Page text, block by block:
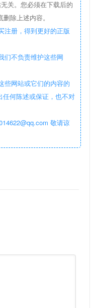
关。您必须在下载后的
除上述内容。
注册，得到更好的正版
们不负责维护这些网
些网站或它们的内容的
何陈述或保证，也不对
敬请谅